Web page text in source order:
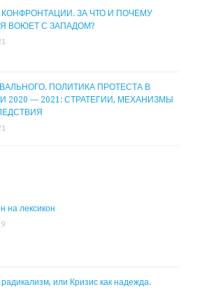
ЗА ЧТО И ПОЧЕМУ
ВОЮЕТ С ЗАПАДОМ?
ПОЛИТИКА ПРОТЕСТА В
2020 — 2021: СТРАТЕГИИ, МЕХАНИЗМЫ
на лексикон
или Кризис как надежда.